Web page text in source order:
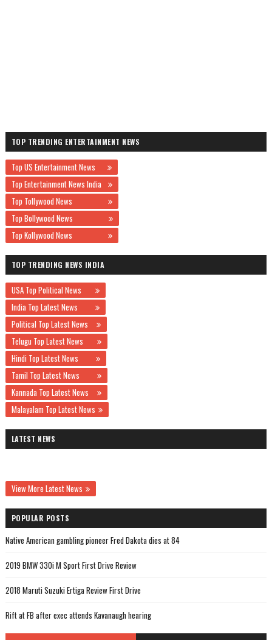
TOP TRENDING ENTERTAINMENT NEWS
Top US Entertainment News
Top Entertainment News India
Top Tollywood News
Top Bollywood News
Top Kollywood News
TOP TRENDING NEWS INDIA
USA Top Political News
India Top Latest News
Political Top Latest News
Telugu Top Latest News
Hindi Top Latest News
Tamil Top Latest News
Kannada Top Latest News
Malayalam Top Latest News
LATEST NEWS
View More Latest News
POPULAR POSTS
Native American gambling pioneer Fred Dakota dies at 84
2019 BMW 330i M Sport First Drive Review
2018 Maruti Suzuki Ertiga Review First Drive
Rift at FB after exec attends Kavanaugh hearing